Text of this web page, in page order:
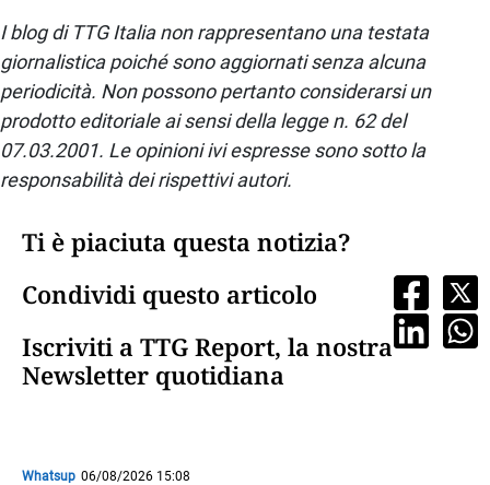
I blog di TTG Italia non rappresentano una testata
giornalistica poiché sono aggiornati senza alcuna
periodicità. Non possono pertanto considerarsi un
prodotto editoriale ai sensi della legge n. 62 del
07.03.2001. Le opinioni ivi espresse sono sotto la
responsabilità dei rispettivi autori.
Ti è piaciuta questa notizia?
Condividi questo articolo
Iscriviti a TTG Report, la nostra
Newsletter quotidiana
Whatsup 06/08/2026 15:08